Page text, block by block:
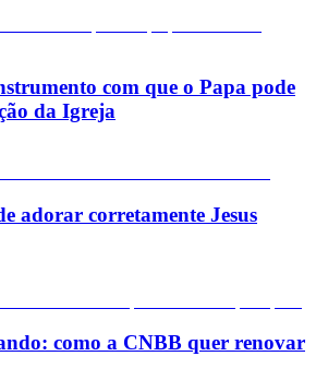
com que o Papa pode
da Igreja
adorar corretamente Jesus
como a CNBB quer renovar